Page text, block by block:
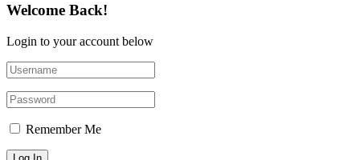
Welcome Back!
Login to your account below
Remember Me